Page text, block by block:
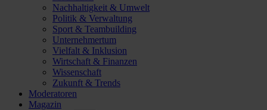
Nachhaltigkeit & Umwelt
Politik & Verwaltung
Sport & Teambuilding
Unternehmertum
Vielfalt & Inklusion
Wirtschaft & Finanzen
Wissenschaft
Zukunft & Trends
Moderatoren
Magazin